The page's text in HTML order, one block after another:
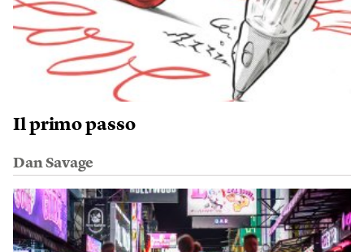
Il primo passo
Dan Savage